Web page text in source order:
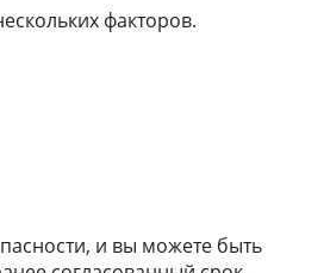
факторов.
и вы можете быть